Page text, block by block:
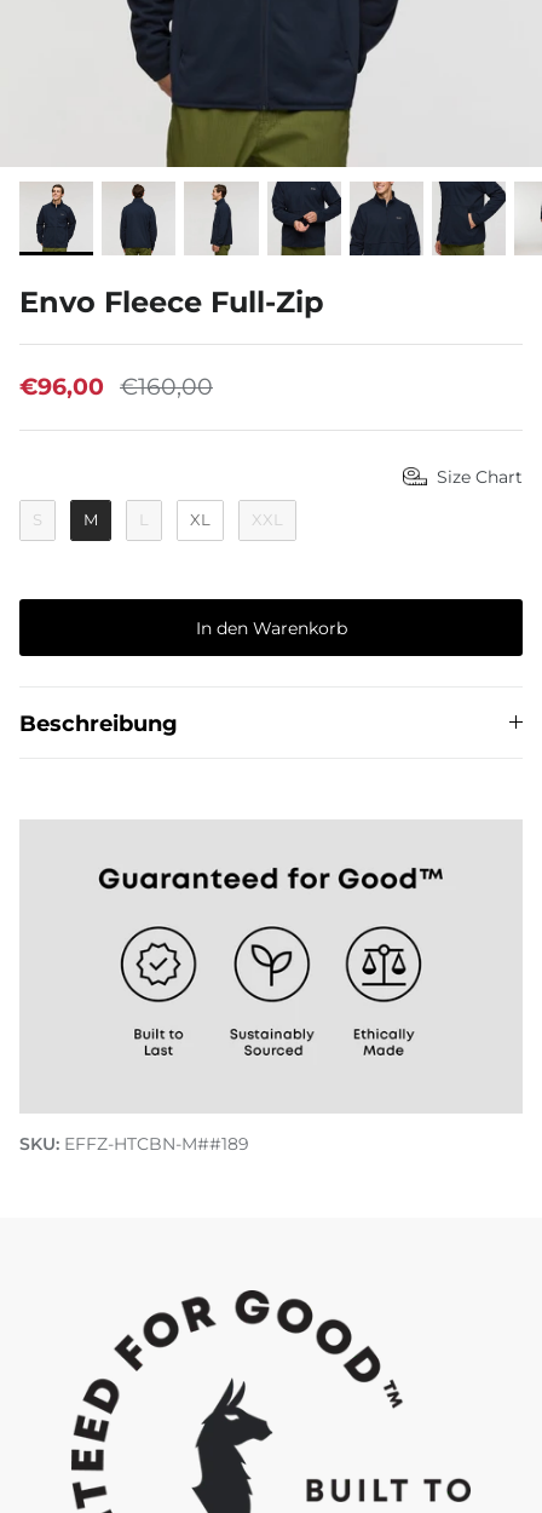
GEAR FOR GOOD®
Entdecke wie wir Do Good
Envo Fleece Full-Zip
€96,00 €160,00
Size Chart
S M L XL XXL
In den Warenkorb
Beschreibung
SKU: EFFZ-HTCBN-M##189